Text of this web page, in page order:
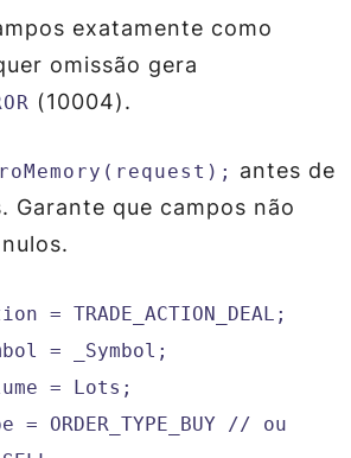
exatamente como
omissão gera
(10004).
antes de
Garante que campos não
= TRADE_ACTION_DEAL;
= _Symbol;
= Lots;
ORDER_TYPE_BUY // ou